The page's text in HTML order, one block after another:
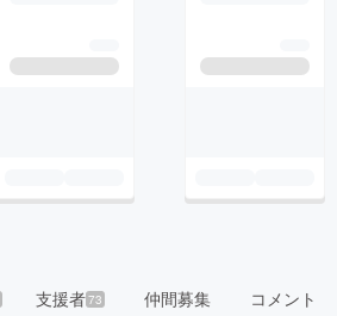
支援者73 仲間募集 コメント